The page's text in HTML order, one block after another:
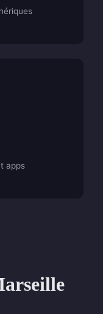
apps